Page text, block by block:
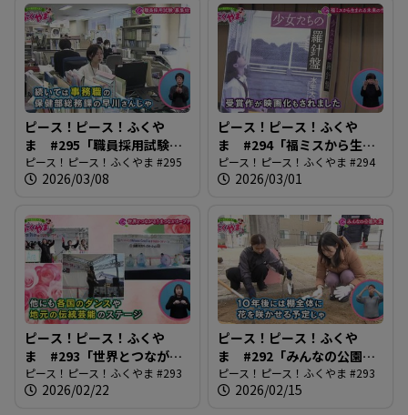
ピース！ピース！ふくや
ま #295「職員採用試験、
募集始まる」
ピース！ピース！ふくやま #295
2026/03/08
ピース！ピース！ふくや
ま #294「福ミスから生ま
れる未来の作家」
ピース！ピース！ふくやま #294
2026/03/01
ピース！ピース！ふくや
ま #293「世界とつなが
る！まつながカープジェ
ー」
ピース！ピース！ふくやま #293
2026/02/22
ピース！ピース！ふくや
ま #292「みんなの公園大
変身！」
ピース！ピース！ふくやま #293
2026/02/15